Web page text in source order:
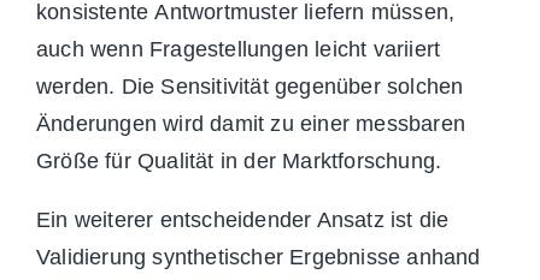
konsistente Antwortmuster liefern müssen,
auch wenn Fragestellungen leicht variiert
werden. Die Sensitivität gegenüber solchen
Änderungen wird damit zu einer messbaren
Größe für Qualität in der Marktforschung.
Ein weiterer entscheidender Ansatz ist die
Validierung synthetischer Ergebnisse anhand